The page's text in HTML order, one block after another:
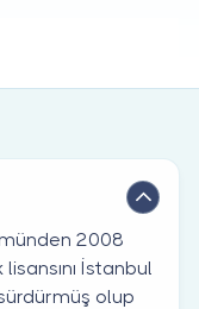
2008
İstanbul
olup